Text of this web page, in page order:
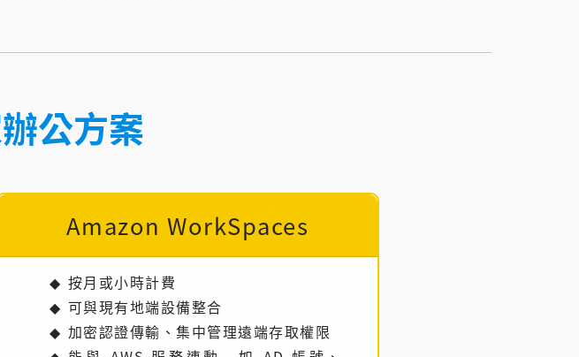
公方案
Amazon WorkSpaces
按月或小時計費
可與現有地端設備整合
加密認證傳輸、集中管理遠端存取權限